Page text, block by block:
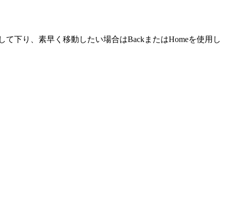
下り、素早く移動したい場合はBackまたはHomeを使用し